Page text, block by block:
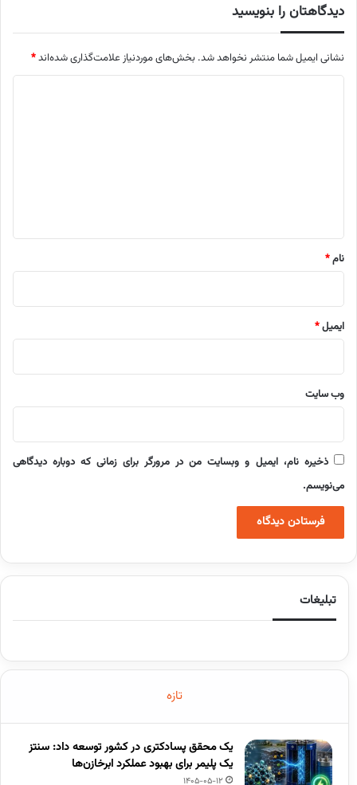
دیدگاهتان را بنویسید
نشانی ایمیل شما منتشر نخواهد شد. بخش‌های موردنیاز علامت‌گذاری شده‌اند*
نام*
ایمیل*
وب‌ سایت
ذخیره نام، ایمیل و وبسایت من در مرورگر برای زمانی که دوباره دیدگاهی
می‌نویسم.
تبلیغات
تازه
یک محقق پسادکتری در کشور توسعه داد: سنتز
یک پلیمر برای بهبود عملکرد ابرخازن‌ها
1405-05-12